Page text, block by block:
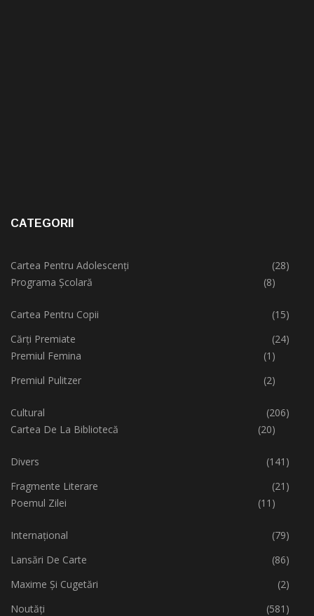
CATEGORII
Cartea Pentru Adolescenți
(28)
Programa Școlară
(8)
Cartea Pentru Copii
(15)
Cărți Premiate
(24)
Premiul Femina
(1)
Premiul Pulitzer
(2)
Cultural
(206)
Cartea De La Bibliotecă
(20)
Divers
(141)
Fragmente Literare
(21)
Poemul Zilei
(11)
Internațional
(79)
Lansări De Carte
(86)
Maxime Și Cugetări
(2)
Noutăți
(581)